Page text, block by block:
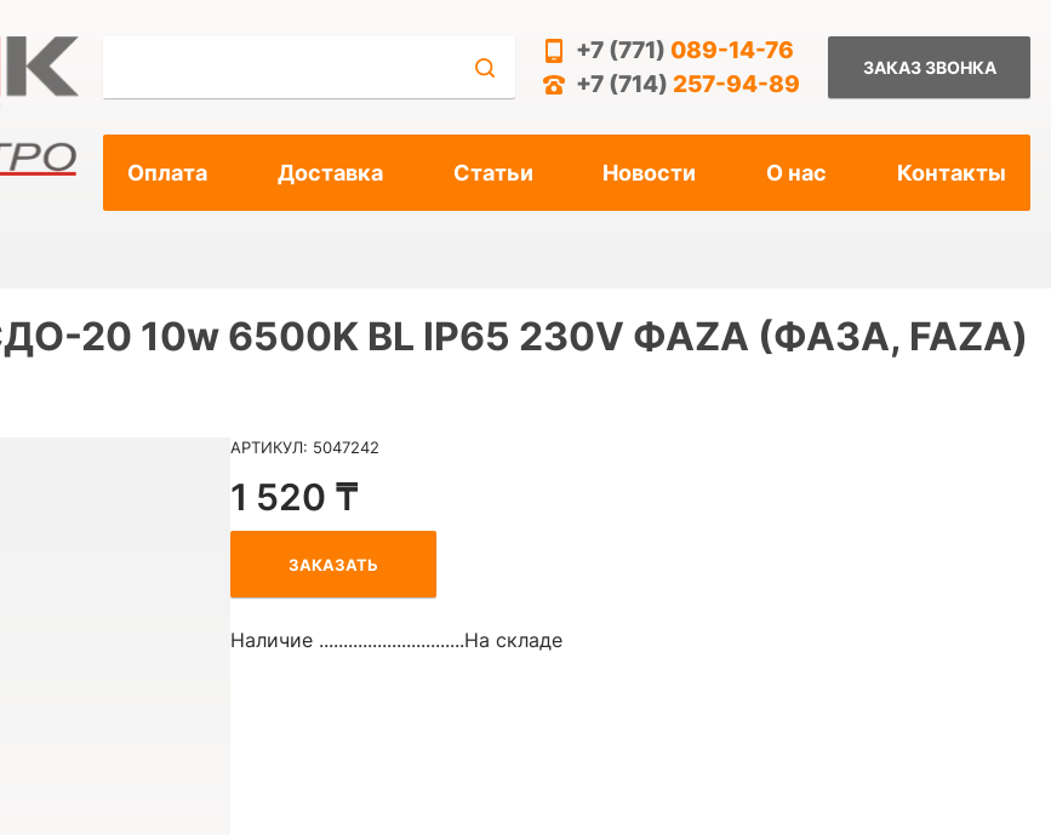
+7 (771) 089-14-76
+7 (714) 257-94-89
ЗАКАЗ ЗВОНКА
Оплата Доставка Статьи Новости О нас Контакты
20 10w 6500K BL IP65 230V ФАZА (ФАЗА, FAZA)
АРТИКУЛ: 5047242
1 520 ₸
ЗАКАЗАТЬ
Наличие ..............................На складе